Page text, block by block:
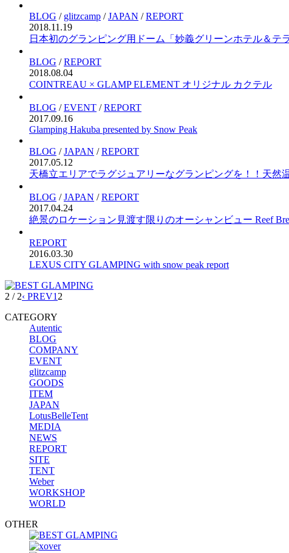
BLOG / glitzcamp /JAPAN /REPORT
2018.11.19
日本初のグランピング用ドーム「妙義グリーンホテル＆テ
BLOG /REPORT
2018.08.04
COINTREAU × GLAMP ELEMENT オリジナル カクテル
BLOG /EVENT /REPORT
2017.09.16
Glamping Hakuba presented by Snow Peak
BLOG /JAPAN /REPORT
2017.05.12
天橋立エリアでラグジュアリーなグランピングを！！天然
BLOG /JAPAN /REPORT
2017.04.24
絶景のロケーション見渡す限りのオーシャンビュー Reef
REPORT
2016.03.30
LEXUS CITY GLAMPING with snow peak report
2 / 2‹ PREV1 2
CATEGORY
Autentic
BLOG
COMPANY
EVENT
glitzcamp
GOODS
ITEM
JAPAN
LotusBelleTent
MEDIA
NEWS
REPORT
SITE
TENT
Weber
WORKSHOP
WORLD
OTHER